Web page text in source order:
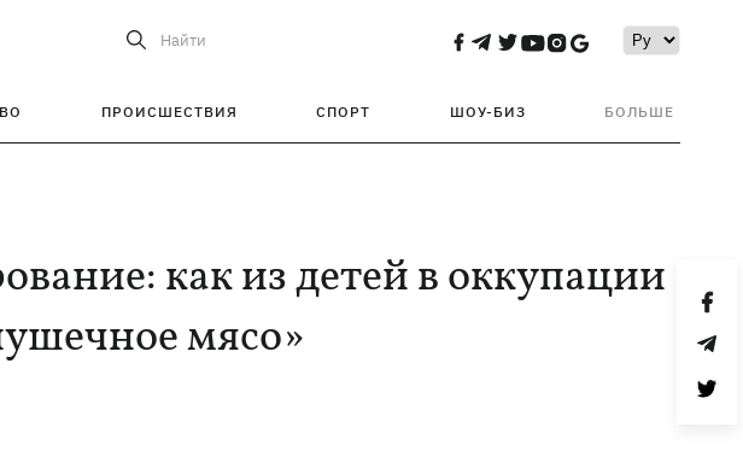
Найти
ПРОИСШЕСТВИЯ СПОРТ ШОУ-БИЗ БОЛЬШЕ
как из детей в оккупации
мясо»